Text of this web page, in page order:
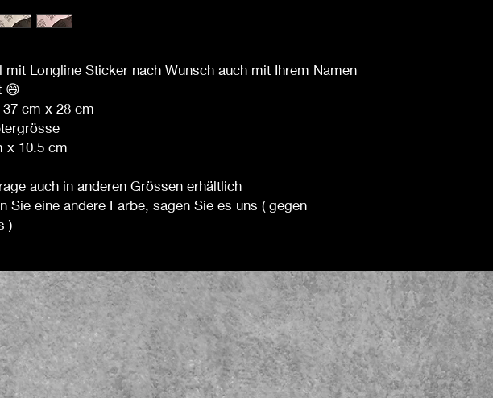
mit Longline Sticker nach Wunsch auch mit Ihrem Namen
😄
cm x 28 cm
x 10.5 cm
auch in anderen Grössen erhältlich
Sie eine andere Farbe, sagen Sie es uns ( gegen
)